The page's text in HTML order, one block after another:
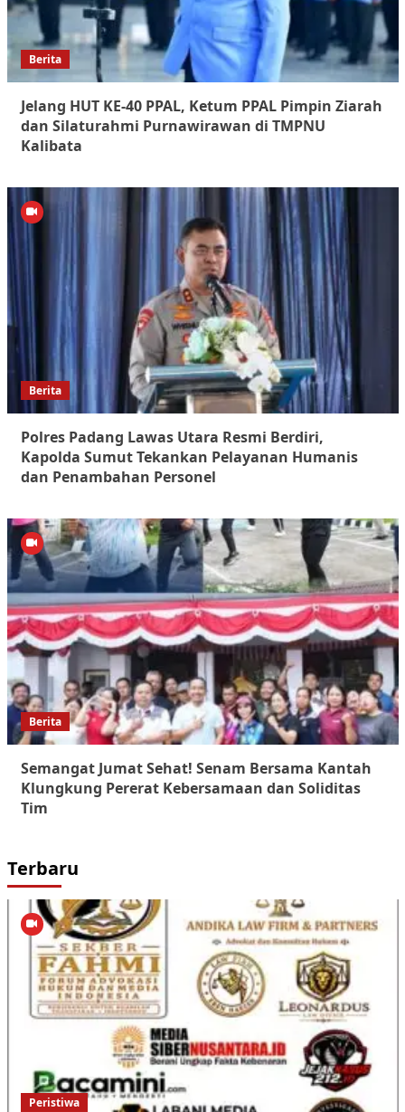
Berita
Jelang HUT KE-40 PPAL, Ketum PPAL Pimpin Ziarah
dan Silaturahmi Purnawirawan di TMPNU
Kalibata
Berita
Polres Padang Lawas Utara Resmi Berdiri,
Kapolda Sumut Tekankan Pelayanan Humanis
dan Penambahan Personel
Berita
Semangat Jumat Sehat! Senam Bersama Kantah
Klungkung Pererat Kebersamaan dan Soliditas
Tim
Terbaru
Peristiwa